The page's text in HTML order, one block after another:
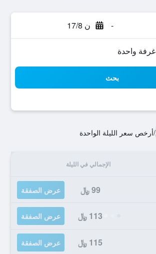
- ن 17/8
بحث
/أرخص سعر الليلة الواحدة
الإجمالي في الليلة
99 ﷼ عرض الصفقة
113 ﷼ عرض الصفقة
115 ﷼ عرض الصفقة